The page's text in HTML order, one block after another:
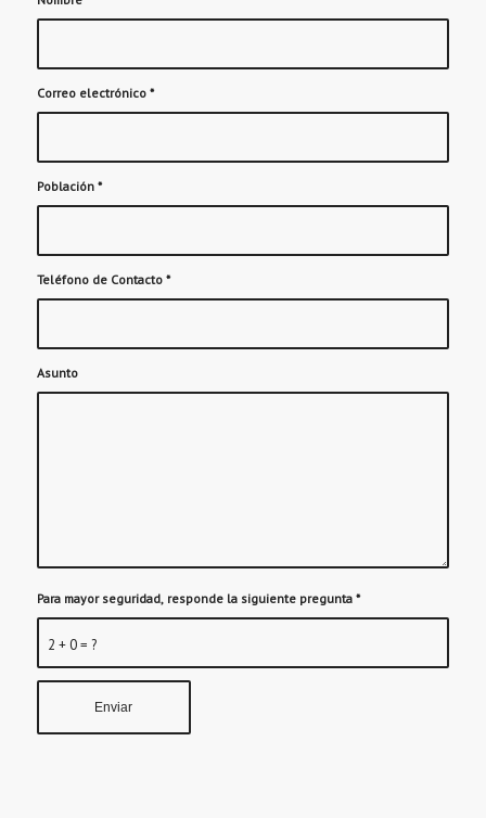
Correo electrónico *
Población *
Teléfono de Contacto *
Asunto
2 + 0 = ?
Para mayor seguridad, responde la siguiente pregunta *